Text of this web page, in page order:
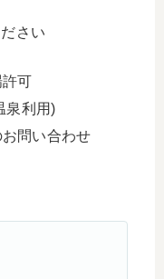
さい
可
泉利用)
問い合わせ